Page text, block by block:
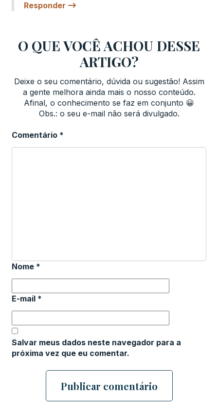
Responder
O QUE VOCÊ ACHOU DESSE
ARTIGO?
Deixe o seu comentário, dúvida ou sugestão! Assim
a gente melhora ainda mais o nosso conteúdo.
Afinal, o conhecimento se faz em conjunto 😀
Obs.: o seu e-mail não será divulgado.
Comentário *
Nome *
E-mail *
Salvar meus dados neste navegador para a
próxima vez que eu comentar.